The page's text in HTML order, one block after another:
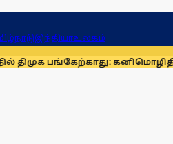
இந்தியாஉலகம்
கனிமொழிதிமுக